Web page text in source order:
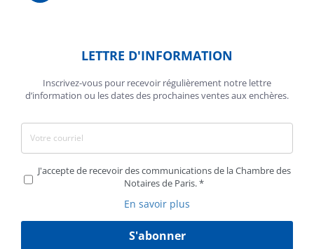
LETTRE D'INFORMATION
Inscrivez-vous pour recevoir régulièrement notre lettre
d’information ou les dates des prochaines ventes aux enchères.
J'accepte de recevoir des communications de la Chambre des
Notaires de Paris.
En savoir plus
S'abonner